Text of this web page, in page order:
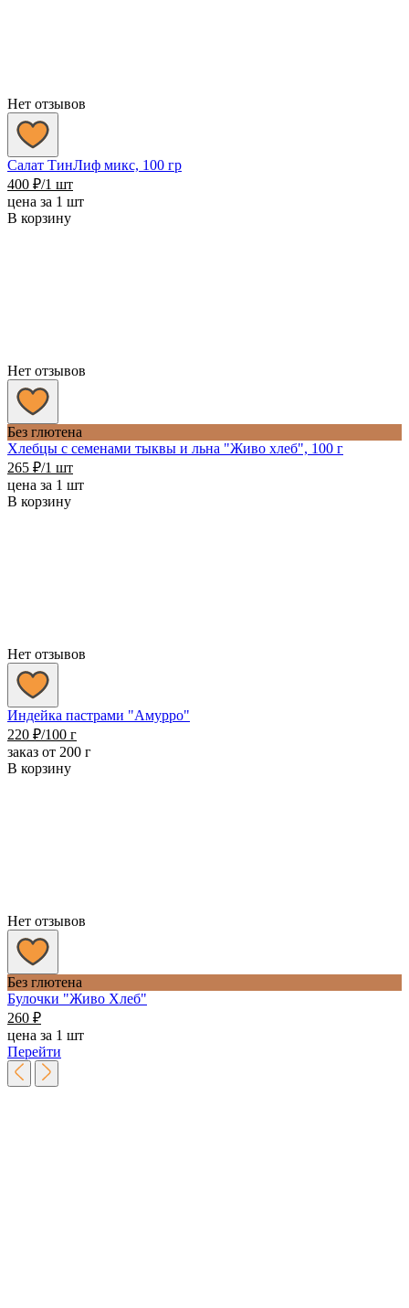
Нет отзывов
Салат ТинЛиф микс, 100 гр
400 ₽/1 шт
цена за 1 шт
В корзину
Нет отзывов
Без глютена
Хлебцы с семенами тыквы и льна "Живо хлеб", 100 г
265 ₽/1 шт
цена за 1 шт
В корзину
Нет отзывов
Индейка пастрами "Амурро"
220 ₽/100 г
заказ от 200 г
В корзину
Нет отзывов
Без глютена
Булочки "Живо Хлеб"
260 ₽
цена за 1 шт
Перейти